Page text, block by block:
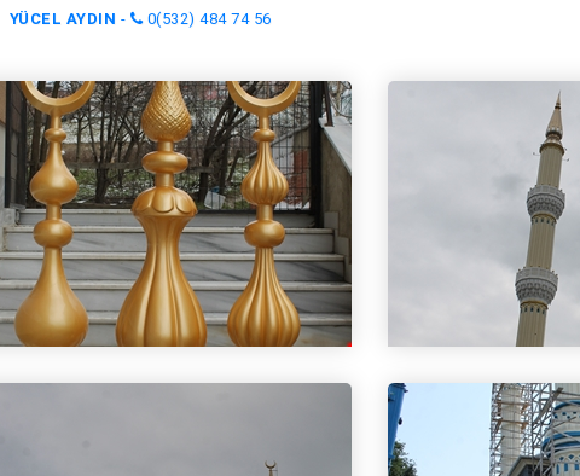
YÜCEL AYDIN - 0(532) 484 74 56